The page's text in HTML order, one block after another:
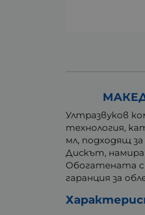
Ултразвуков
технология,
мл, подходящ
Дискът,
Обогатената с
гаранция за